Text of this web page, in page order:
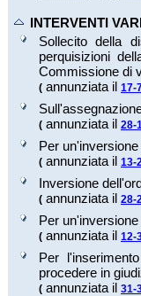
INTERVENTI
Sollecito della
perquisizioni
Commissione di
( annunziata il 17-
( annunziata il 28-
Per
( annunziata il 13-
Inversione
( annunziata il 28-
Per
( annunziata il 12-
Per
procedere in
( annunziata il 31-